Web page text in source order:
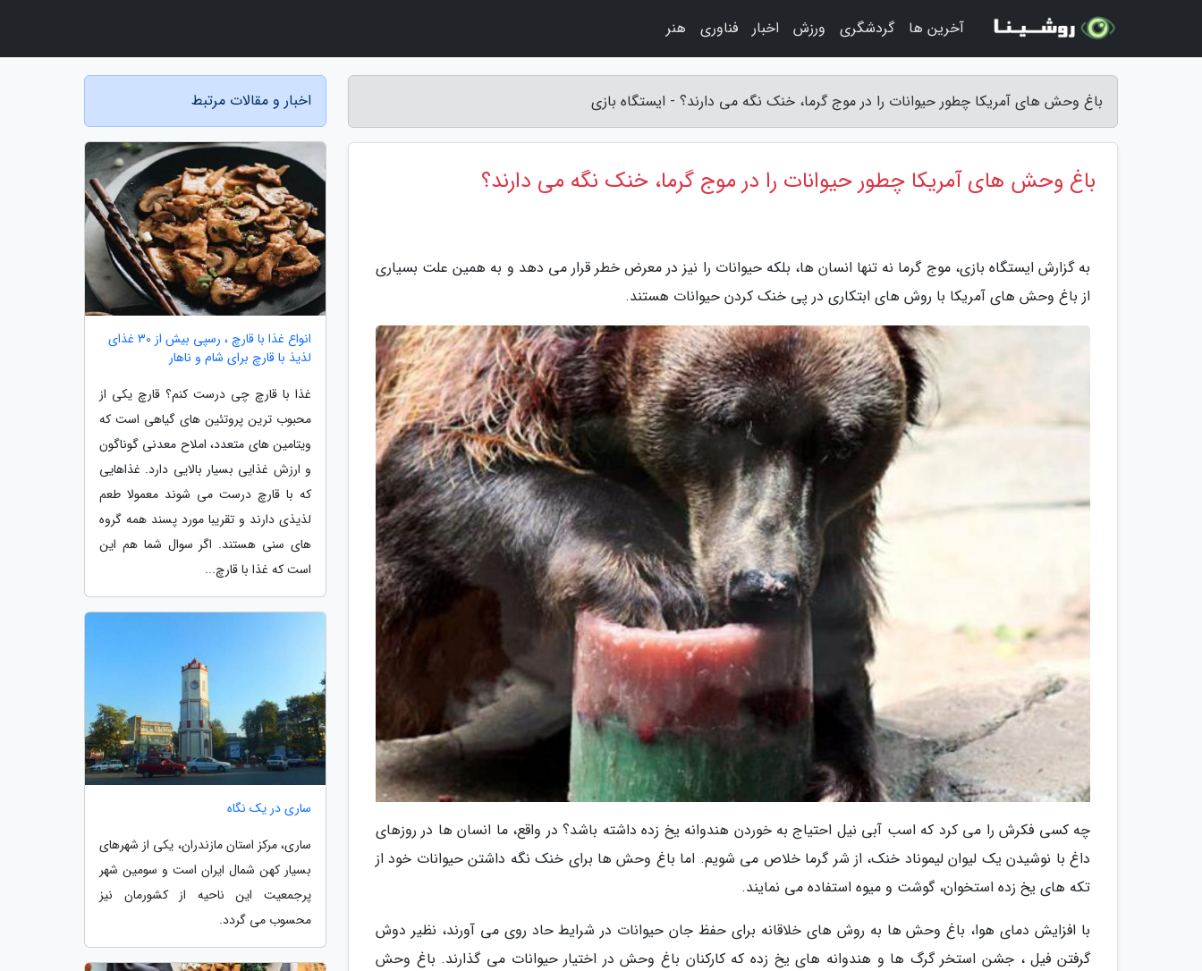
باغ وحش های آمریکا چطور حیوانات را در موج گرما، خنک نگه می دارند؟ - ایستگاه بازی
باغ وحش های آمریکا چطور حیوانات را در موج گرما، خنک نگه می دارند؟
به گزارش ایستگاه بازی، موج گرما نه تنها انسان ها، بلکه حیوانات را نیز در معرض خطر قرار می دهد و به همین علت بسیاری
از باغ وحش های آمریکا با روش های ابتکاری در پی خنک کردن حیوانات هستند.
چه کسی فکرش را می کرد که اسب آبی نیل احتیاج به خوردن هندوانه یخ زده داشته باشد؟ در واقع، ما انسان ها در روزهای
داغ با نوشیدن یک لیوان لیموناد خنک، از شر گرما خلاص می شویم. اما باغ وحش ها برای خنک نگه داشتن حیوانات خود از
تکه های یخ زده استخوان، گوشت و میوه استفاده می نمایند.
با افزایش دمای هوا، باغ وحش ها به روش های خلاقانه برای حفظ جان حیوانات در شرایط حاد روی می آورند، نظیر دوش
گرفتن فیل ، جشن استخر گرگ ها و هندوانه های یخ زده که کارکنان باغ وحش در اختیار حیوانات می گذارند. باغ وحش
اخبار و مقالات مرتبط
انواع غذا با قارچ ، رسپی بیش از 30 غذای
لذیذ با قارچ برای شام و ناهار
غذا با قارچ چی درست کنم؟ قارچ یکی از
محبوب ترین پروتئین های گیاهی است که
ویتامین های متعدد، املاح معدنی گوناگون
و ارزش غذایی بسیار بالایی دارد. غذاهایی
که با قارچ درست می شوند معمولا طعم
لذیذی دارند و تقریبا مورد پسند همه گروه
های سنی هستند. اگر سوال شما هم این
است که غذا با قارچ...
ساری در یک نگاه
ساری، مرکز استان مازندران، یکی از شهرهای
بسیار کهن شمال ایران است و سومین شهر
پرجمعیت این ناحیه از کشورمان نیز
محسوب می گردد.
آخرین ها گردشگری ورزش اخبار فناوری هنر